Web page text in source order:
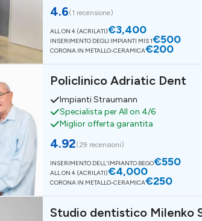
4.6(1 recensione)
ALL ON 4 (ACRILATI)€3,400
INSERIMENTO DEGLI IMPIANTI MIS 1€500
CORONA IN METALLO-CERAMICA€200
Policlinico Adriatic Dent
Impianti Straumann
Specialista per All on 4/6
Miglior offerta garantita
4.92(29 recensioni)
INSERIMENTO DELL'IMPIANTO BEGO€550
ALL ON 4 (ACRILATI)€4,000
CORONA IN METALLO-CERAMICA€250
Studio dentistico Milenko